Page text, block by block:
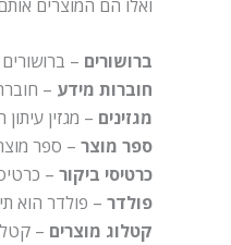
ואלו הם המוצרים
ברושורים –
חוברות מידע –
מגזינים – מגזין
ספר מוצר – ספר
כרטיסי ביקור –
פולדר – פולדר הוא
קטלוג מוצרים –